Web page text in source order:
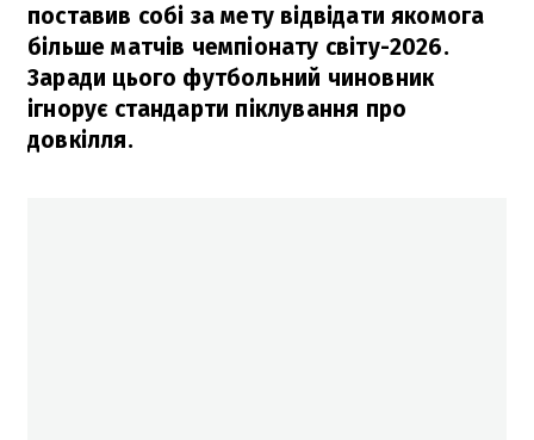
поставив собі за мету відвідати якомога
більше матчів чемпіонату світу-2026.
Заради цього футбольний чиновник
ігнорує стандарти піклування про
довкілля.